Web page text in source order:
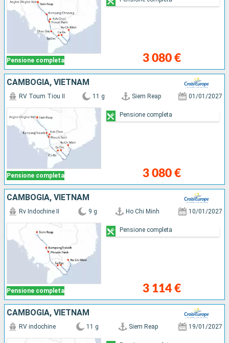
Pensione completa 3 080 €
CAMBOGIA, VIETNAM
Pensione completa
RV Toum Tiou II 11 g Siem Reap 01/01/2027
3 080 €
Pensione completa
CAMBOGIA, VIETNAM
Pensione completa
Rv Indochine II 9 g Ho Chi Minh 10/01/2027
3 114 €
Pensione completa
CAMBOGIA, VIETNAM
RV indochine 11 g Siem Reap 19/01/2027